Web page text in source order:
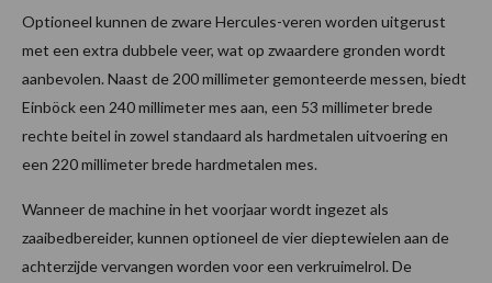
Optioneel kunnen de zware Hercules-veren worden uitgerust
met een extra dubbele veer, wat op zwaardere gronden wordt
aanbevolen. Naast de 200 millimeter gemonteerde messen, biedt
Einböck een 240 millimeter mes aan, een 53 millimeter brede
rechte beitel in zowel standaard als hardmetalen uitvoering en
een 220 millimeter brede hardmetalen mes.
Wanneer de machine in het voorjaar wordt ingezet als
zaaibedbereider, kunnen optioneel de vier dieptewielen aan de
achterzijde vervangen worden voor een verkruimelrol. De